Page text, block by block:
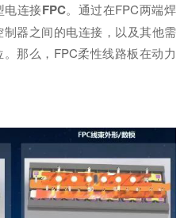
电连接FPC。通过在FPC两端焊
器之间的电连接，以及其他需
那么，FPC柔性线路板在动力